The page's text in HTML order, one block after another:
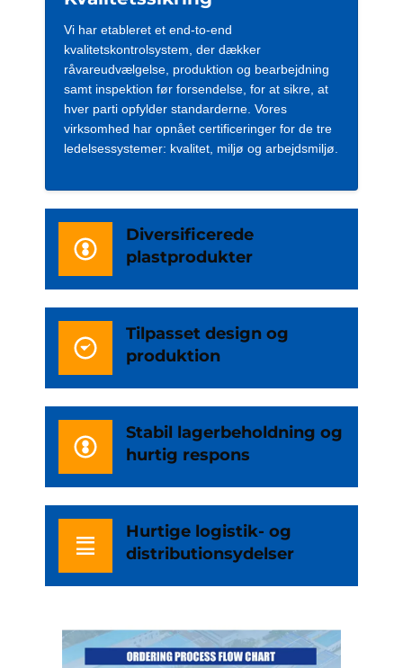
Vi har etableret et end-to-end
kvalitetskontrolsystem, der dækker
råvareudvælgelse, produktion og bearbejdning
samt inspektion før forsendelse, for at sikre, at
hver parti opfylder standarderne. Vores
virksomhed har opnået certificeringer for de tre
ledelsessystemer: kvalitet, miljø og arbejdsmiljø.
Diversificerede
plastprodukter
Tilpasset design og
produktion
Stabil lagerbeholdning og
hurtig respons
Hurtige logistik- og
distributionsydelser